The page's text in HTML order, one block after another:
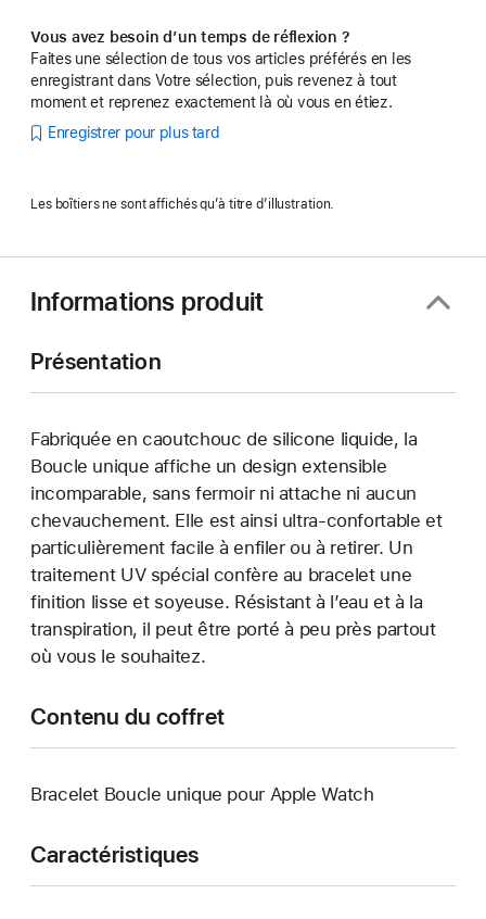
Vous avez besoin d’un temps de réflexion ?
Faites une sélection de tous vos articles préférés en les
enregistrant dans Votre sélection, puis revenez à tout
moment et reprenez exactement là où vous en étiez.
Enregistrer pour plus tard
Les boîtiers ne sont affichés qu’à titre d’illustration.
Informations produit
Présentation
Fabriquée en caoutchouc de silicone liquide, la
Boucle unique affiche un design extensible
incomparable, sans fermoir ni attache ni aucun
chevauchement. Elle est ainsi ultra-confortable et
particulièrement facile à enfiler ou à retirer. Un
traitement UV spécial confère au bracelet une
finition lisse et soyeuse. Résistant à l’eau et à la
transpiration, il peut être porté à peu près partout
où vous le souhaitez.
Contenu du coffret
Bracelet Boucle unique pour Apple Watch
Caractéristiques